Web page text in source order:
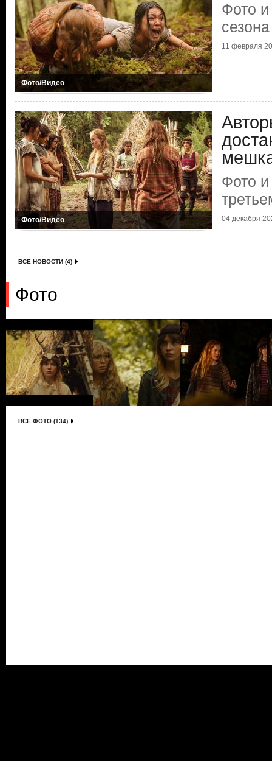
Фото/Видео
Фото и
11 февраля
Фото/Видео
Фото
04 декабря
ВСЕ НОВОСТИ (4)
Фото
ВСЕ ФОТО (134)